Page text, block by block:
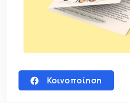
Κοινοποίηση